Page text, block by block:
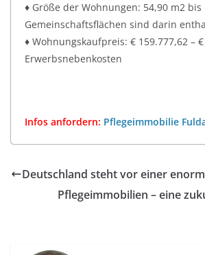
♦ Größe der Wohnungen: 54,90 m2
Gemeinschaftsflächen sind darin
♦ Wohnungskaufpreis: € 159.777,62 –
Erwerbsnebenkosten
Infos anfordern: Pflegeimmobilie
Deutschland steht vor einer
Pflegeimmobilien – eine